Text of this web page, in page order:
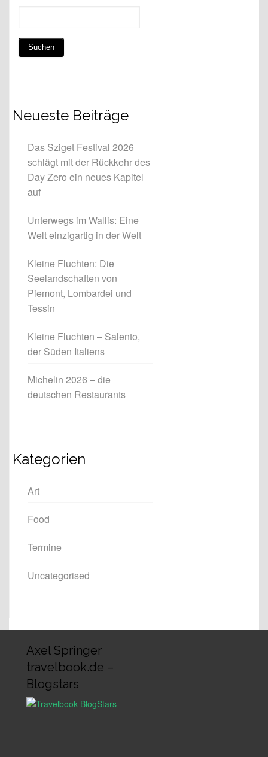
Neueste Beiträge
Das Sziget Festival 2026
schlägt mit der Rückkehr des
Day Zero ein neues Kapitel
auf
Unterwegs im Wallis: Eine
Welt einzigartig in der Welt
Kleine Fluchten: Die
Seelandschaften von
Piemont, Lombardei und
Tessin
Kleine Fluchten – Salento,
der Süden Italiens
Michelin 2026 – die
deutschen Restaurants
Kategorien
Art
Food
Termine
Uncategorised
Axel Springer
travelbook.de –
Blogstars